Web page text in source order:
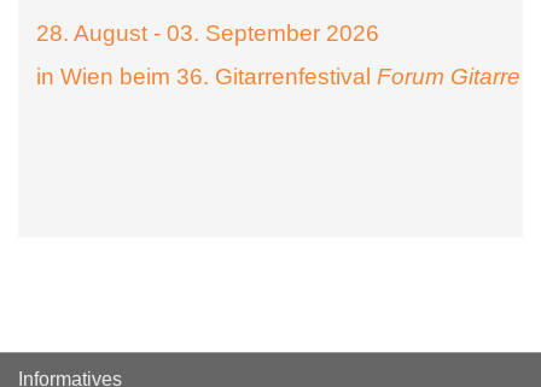
28. August - 03. September 2026
in Wien beim 36. Gitarrenfestival Forum Gitarre
Informatives